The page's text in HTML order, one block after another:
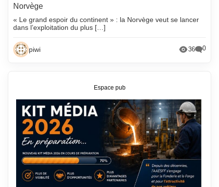
Norvège
« Le grand espoir du continent » : la Norvège veut se lancer
dans l’exploitation du plus […]
piwi 36 0
Espace pub